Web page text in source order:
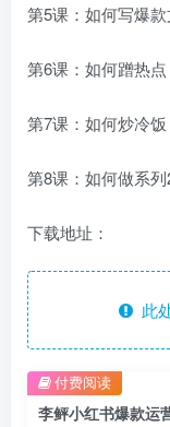
第5课：如何写爆
第6课：如何蹭热点
第7课：如何炒冷饭
第8课：如何做系
下载地址：
此
李鲆小红书爆款运
付费阅读